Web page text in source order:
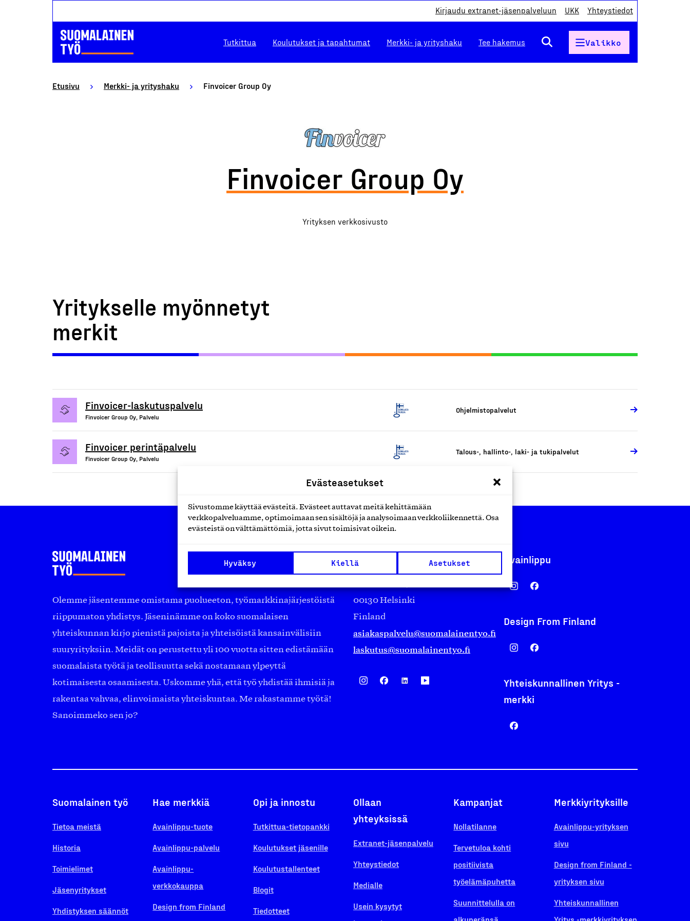
Evästeasetukset
Sivustomme käyttää evästeitä. Evästeet auttavat meitä kehittämään
verkkopalveluamme, optimoimaan sen sisältöjä ja analysoimaan verkkoliikennettä. Osa
evästeistä on välttämättömiä, jotta sivut toimisivat oikein.
Hyväksy Kiellä Asetukset
Kirjaudu extranet-jäsenpalveluun UKK Yhteystiedot
Tutkittua Koulutukset ja tapahtumat Merkki- ja yrityshaku Tee hakemus Valikko
Etusivu Merkki- ja yrityshaku Finvoicer Group Oy
Finvoicer Group Oy
Yrityksen verkkosivusto
Yritykselle myönnetyt
merkit
Finvoicer-laskutuspalvelu
Finvoicer Group Oy, Palvelu
Ohjelmistopalvelut
Finvoicer perintäpalvelu
Finvoicer Group Oy, Palvelu
Talous-, hallinto-, laki- ja tukipalvelut
Olemme jäsentemme omistama puolueeton, työmarkkinajärjestöistä
riippumaton yhdistys. Jäseninämme on koko suomalaisen
yhteiskunnan kirjo pienistä pajoista ja yhteisöistä kansainvälisiin
suuryrityksiin. Meidät on perustettu yli 100 vuotta sitten edistämään
suomalaista työtä ja teollisuutta sekä nostamaan ylpeyttä
kotimaisesta osaamisesta. Uskomme yhä, että työ yhdistää ihmisiä ja
rakentaa vahvaa, elinvoimaista yhteiskuntaa. Me rakastamme työtä!
Sanoimmeko sen jo?
Suomalainen työ ry
00130 Helsinki
Finland
asiakaspalvelu@suomalainentyo.fi
laskutus@suomalainentyo.fi
Avainlippu
Design From Finland
Yhteiskunnallinen Yritys -
merkki
Suomalainen työ
Tietoa meistä
Historia
Toimielimet
Jäsenyritykset
Yhdistyksen säännöt
Hae merkkiä
Avainlippu-tuote
Avainlippu-palvelu
Avainlippu-
verkkokauppa
Design from Finland
Opi ja innostu
Tutkittua-tietopankki
Koulutukset jäsenille
Koulutustallenteet
Blogit
Tiedotteet
Ollaan
yhteyksissä
Extranet-jäsenpalvelu
Yhteystiedot
Medialle
Usein kysytyt
Kampanjat
Nollatilanne
Tervetuloa kohti
positiivista
työelämäpuhetta
Suunnittelulla on
Merkkiyrityksille
Avainlippu-yrityksen
sivu
Design from Finland -
yrityksen sivu
Yhteiskunnallinen